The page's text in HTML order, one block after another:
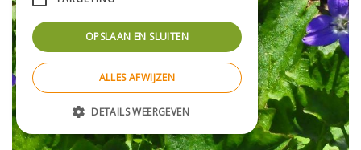
OPSLAAN EN SLUITEN
ALLES AFWIJZEN
DETAILS WEERGEVEN